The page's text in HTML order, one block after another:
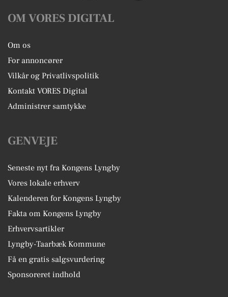
OM VORES DIGITAL
Om os
For annoncører
Vilkår og Privatlivspolitik
Kontakt VORES Digital
Administrer samtykke
GENVEJE
Seneste nyt fra Kongens Lyngby
Vores lokale erhverv
Kalenderen for Kongens Lyngby
Fakta om Kongens Lyngby
Erhvervsartikler
Lyngby-Taarbæk Kommune
Få en gratis salgsvurdering
Sponsoreret indhold